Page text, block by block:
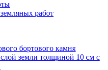
работ
бортового камня
земли толщиной 10 см с